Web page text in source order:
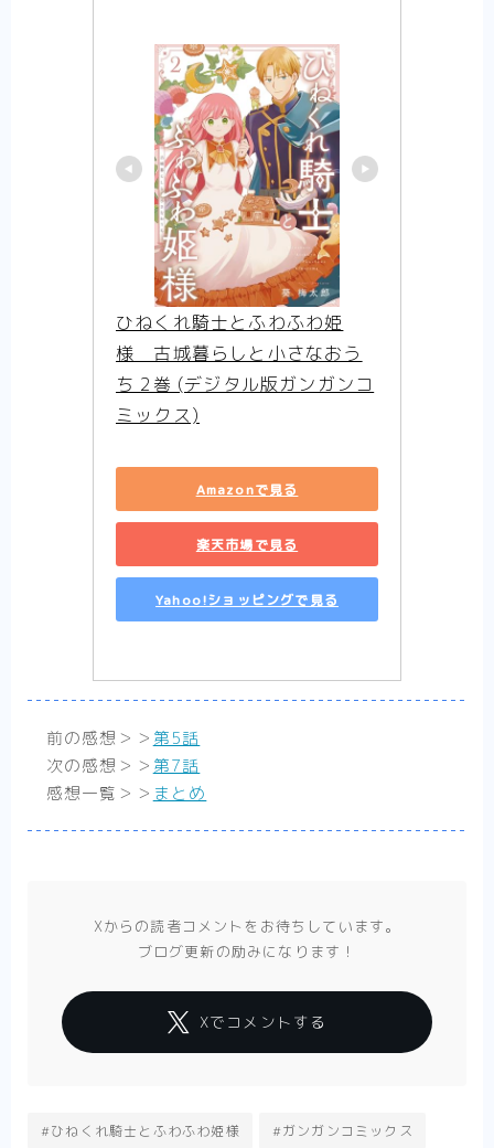
ひねくれ騎士とふわふわ姫
様　古城暮らしと小さなおう
ち 2巻 (デジタル版ガンガンコ
ミックス)
Amazonで見る
楽天市場で見る
Yahoo!ショッピングで見る
前の感想＞＞ 第5話
次の感想＞＞ 第7話
感想一覧＞＞ まとめ
Xからの読者コメントをお待ちしています。
ブログ更新の励みになります！
Xでコメントする
#ひねくれ騎士とふわふわ姫様 #ガンガンコミックス